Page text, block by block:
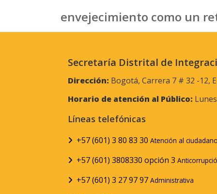
envejecimiento como un
Secretaría Distrital de
Dirección: Bogotá, Carrera 7 # 32 -12,
Horario de atención al Público:
Líneas telefónicas
+57 (601) 3 80 83 30 Atención al
+57 (601) 3808330 opción 3
+57 (601) 3 27 97 97 Administrativa